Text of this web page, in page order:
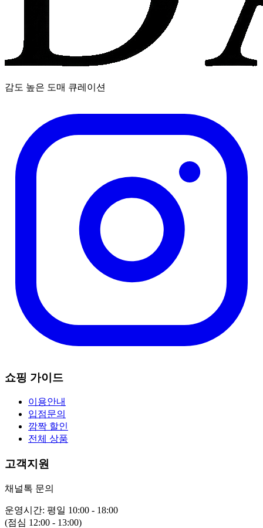
감도 높은 도매 큐레이션
쇼핑 가이드
이용안내
입점문의
깜짝 할인
전체 상품
고객지원
채널톡 문의
운영시간: 평일 10:00 - 18:00
(점심 12:00 - 13:00)